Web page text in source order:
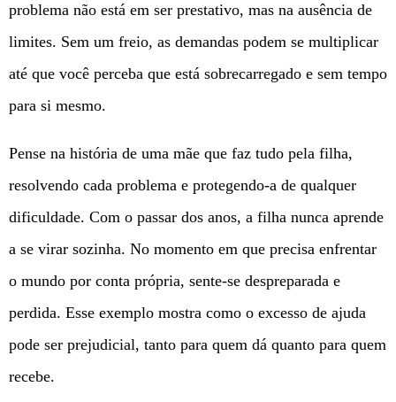
problema não está em ser prestativo, mas na ausência de
limites. Sem um freio, as demandas podem se multiplicar
até que você perceba que está sobrecarregado e sem tempo
para si mesmo.
Pense na história de uma mãe que faz tudo pela filha,
resolvendo cada problema e protegendo-a de qualquer
dificuldade. Com o passar dos anos, a filha nunca aprende
a se virar sozinha. No momento em que precisa enfrentar
o mundo por conta própria, sente-se despreparada e
perdida. Esse exemplo mostra como o excesso de ajuda
pode ser prejudicial, tanto para quem dá quanto para quem
recebe.